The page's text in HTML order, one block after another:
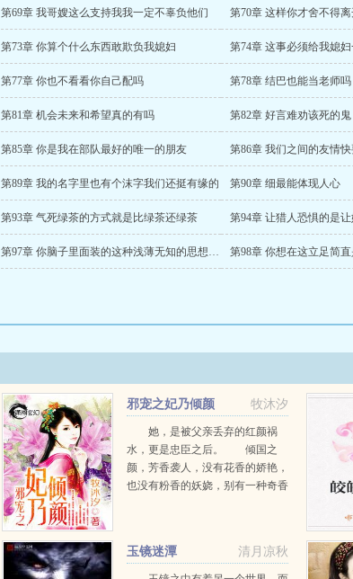
第69章 我哥嫂这么支持我我一定不辜负他们 第70章 这样你才舍不得
第73章 你算个什么东西敢欺负我媳妇 第74章 这事必须给我媳
第77章 你也不看看你自己配吗 第78章 结巴也能当老师吗
第81章 机会未来和希望真的有吗 第82章 好言难劝该死的鬼
第85章 你是我在部队最好的唯一的朋友 第86章 我们之间的友情
第89章 我的名字里也有个沫字我们还挺有缘的 第90章 细最能体现人心
第93章 气死绿茶的方式就是比绿茶还绿茶 第94章 让猎人恐惧的是
第97章 你脑子里面装的这种浅薄无知的思想真是令人可悲 第98章 你想在这立足简
牧沐汐
邪宠之妃乃倾颜
她，是被父亲丢弃的红颜祸
水，更是忠臣之后。 倾国之
颜，芳香袭人，没有花香的娇艳，
也没有粉香的妖娆，别有一种奇香
却留于人心间。 他，敌国皇室
清月凉秋
玉镜迷潭